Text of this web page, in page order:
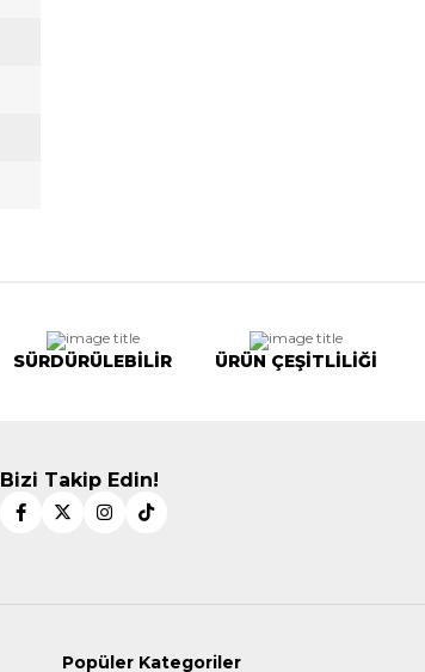
SÜRDÜRÜLEBİLİR ÜRÜN ÇEŞİTLİLİĞİ
Bizi Takip Edin!
Popüler Kategoriler